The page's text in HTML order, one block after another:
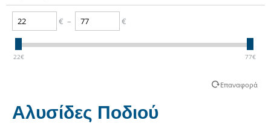
€ – €
22€ 77€
Επαναφορά
Αλυσίδες Ποδιού